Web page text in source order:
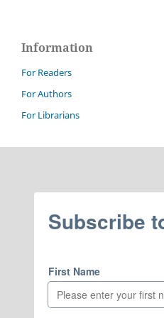
Information
For Readers
For Authors
For Librarians